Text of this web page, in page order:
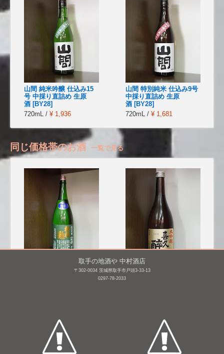
山間 純米吟醸 仕込み15
号 中採り直詰め 生原
酒 [BY28]
720mL / ¥ 1,936
山間 特別純米 仕込み9号
中採り直詰め 生原
酒 [BY28]
720mL / ¥ 1,681
同じ価格帯のお酒 一覧で見る
相模灘 純米吟醸 山田錦
喜久醉 大吟醸
取手の地酒や 中村酒店
〒302-0034 茨城県取手市戸頭3-33-13
0297-78-2033